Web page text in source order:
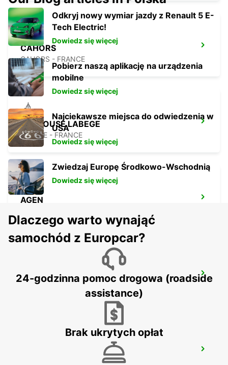
CAHORS
CAHORS - FRANCE
TOULOUSE LABEGE
LABEGE - FRANCE
AGEN
AGEN RAILWAY STATION
AGEN - FRANCE
Odkryj nowy wymiar jazdy z Renault 5 E-
Tech Electric!
Dowiedz się więcej
Pobierz naszą aplikację na urządzenia
mobilne
Dowiedz się więcej
Najciekawsze miejsca do odwiedzenia w
USA
Dowiedz się więcej
Zwiedzaj Europę Środkowo-Wschodnią
Dowiedz się więcej
Dlaczego warto wynająć
samochód z Europcar?
24-godzinna pomoc drogowa (roadside
assistance)
Brak ukrytych opłat